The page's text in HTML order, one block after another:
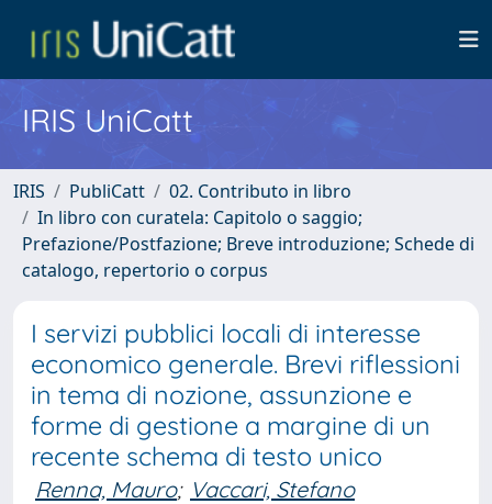
IRIS UniCatt
IRIS PubliCatt
02. Contributo in libro
In libro con curatela: Capitolo o saggio;
Prefazione/Postfazione; Breve introduzione; Schede di
catalogo, repertorio o corpus
I servizi pubblici locali di interesse
economico generale. Brevi riflessioni
in tema di nozione, assunzione e
forme di gestione a margine di un
recente schema di testo unico
Renna, Mauro; Vaccari, Stefano